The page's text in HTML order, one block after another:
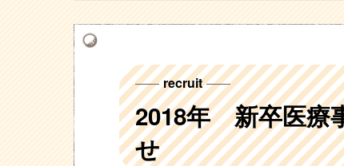
recruit
2018年 新卒医療
せ